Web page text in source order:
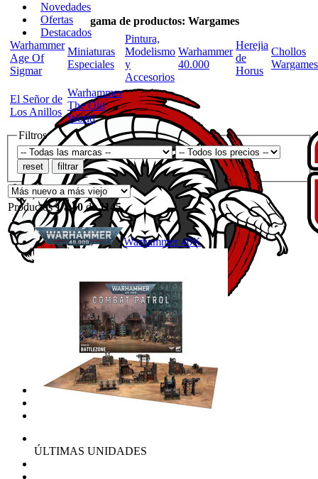
Novedades
Ofertas
Destacados
gama de productos: Wargames
Warhammer
Age Of
Sigmar
Miniaturas
Especiales
Pintura,
Modelismo
y
Accesorios
Warhammer
40.000
Herejia
de
Horus
Chollos
Wargames
El Señor de
Los Anillos
Warhammer
The Old
World
Filtros
Productos1a40de 1145
Warhammer 40K
ÚLTIMAS UNIDADES